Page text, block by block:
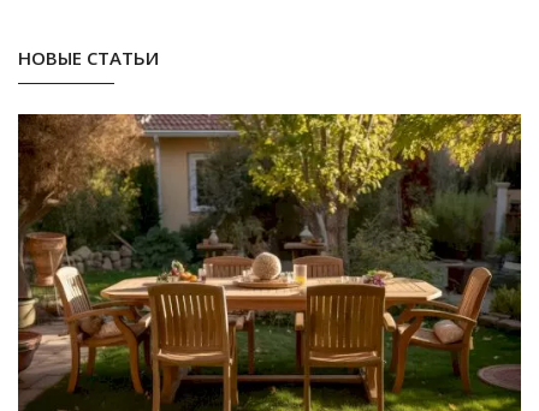
НОВЫЕ СТАТЬИ